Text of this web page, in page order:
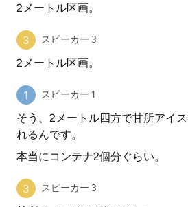
2メートル区画。
スピーカー 3
2メートル区画。
スピーカー 1
そう、2メートル四方で甘所アイ
れるんです。
本当にコンテナ2個分ぐらい。
スピーカー 3